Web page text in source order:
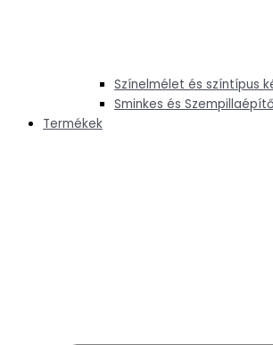
Színelmélet és színtípus
Sminkes és
Termékek